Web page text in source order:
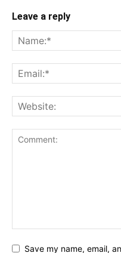
Leave a reply
Save my name, email,